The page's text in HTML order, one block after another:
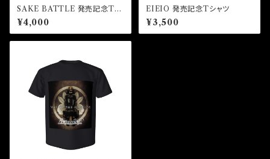
SAKE BATTLE 発売記念Tシ
ャツ
¥4,000
EIEIO 発売記念Tシャツ
¥3,500